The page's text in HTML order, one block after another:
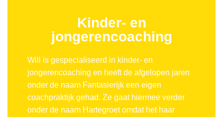
Kinder- en
jongerencoaching
Will is gespecialiseerd in kinder- en
jongerencoaching en heeft de afgelopen jaren
onder de naam Fantasierijk een eigen
coachpraktijk gehad. Ze gaat hiermee verder
onder de naam Hartegroet omdat het haar